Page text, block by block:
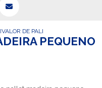
VALOR DE PALLET MADEIRA
PEQUENO